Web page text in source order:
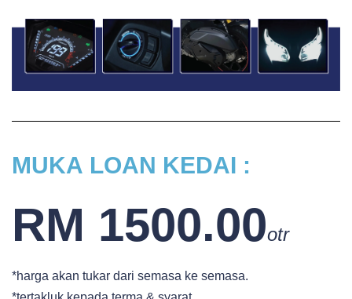
MUKA LOAN KEDAI :
RM 1500.00otr
*harga akan tukar dari semasa ke semasa.